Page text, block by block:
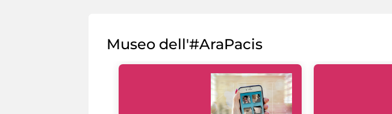
Museo dell'#AraPacis